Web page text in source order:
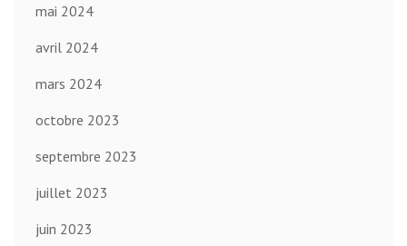
mai 2024
avril 2024
mars 2024
octobre 2023
septembre 2023
juillet 2023
juin 2023